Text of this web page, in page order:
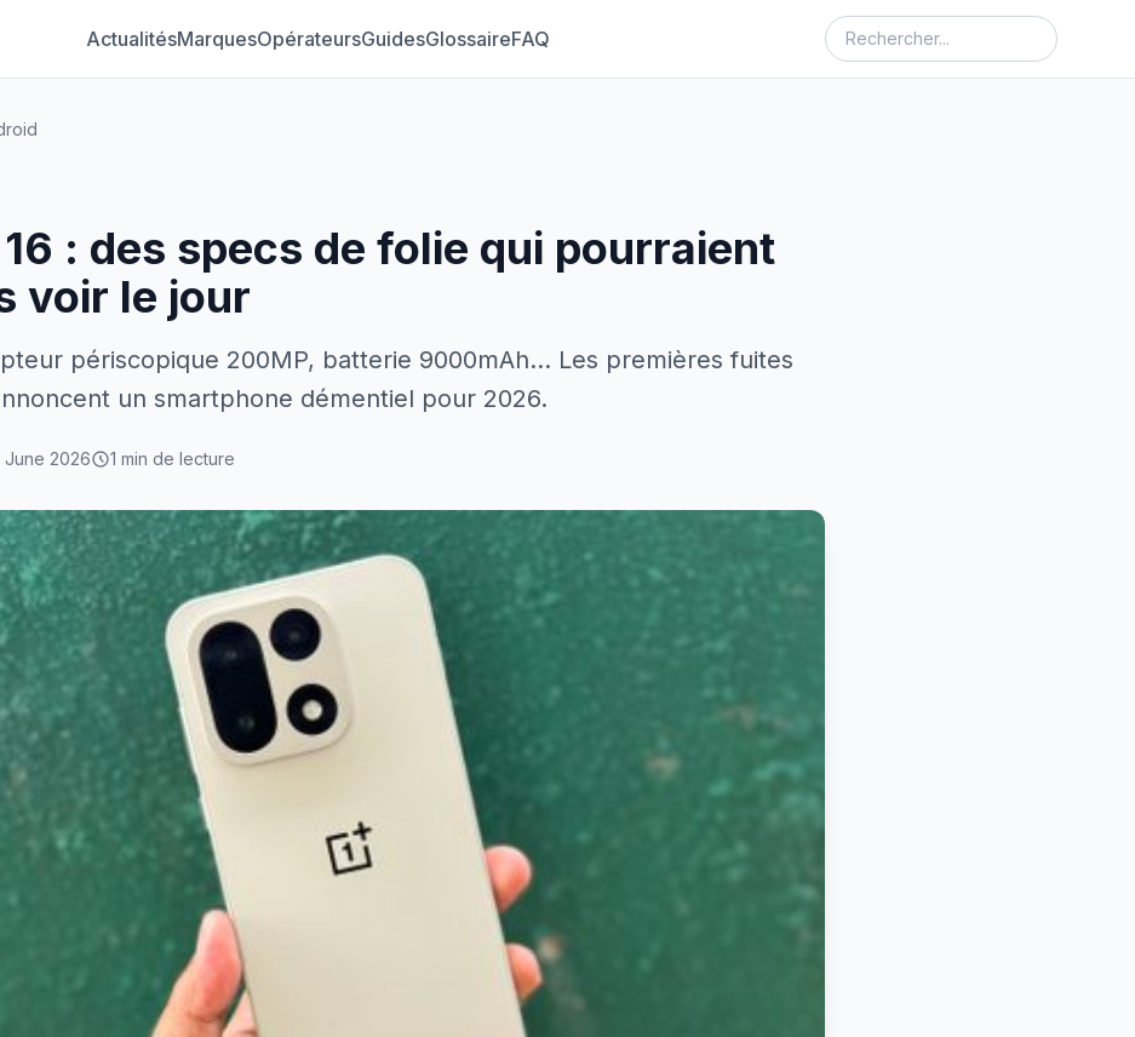
ActualitésMarquesOpérateursGuidesGlossaireFAQ
: des specs de folie qui pourraient
voir le jour
périscopique 200MP, batterie 9000mAh... Les premières fuites
un smartphone démentiel pour 2026.
June 2026 1 min de lecture